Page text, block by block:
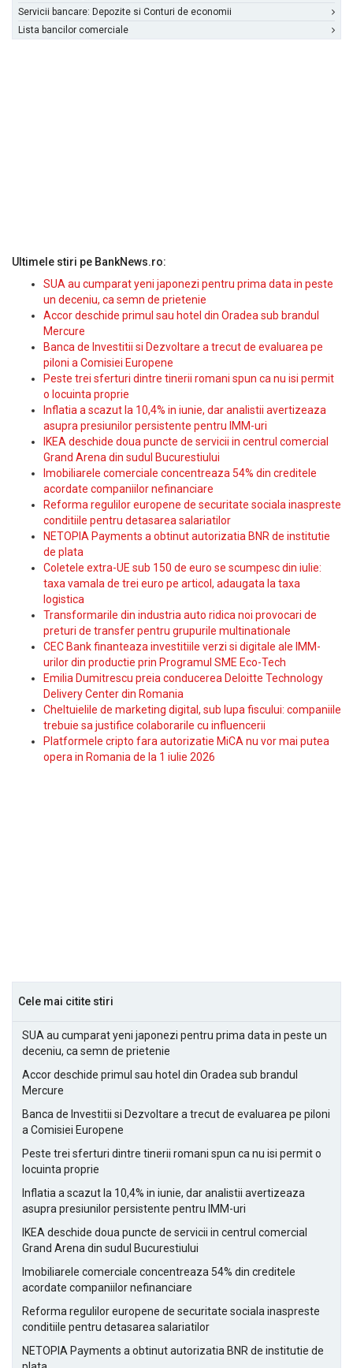
Servicii bancare: Depozite si Conturi de economii
Lista bancilor comerciale
Ultimele stiri pe BankNews.ro:
SUA au cumparat yeni japonezi pentru prima data in peste
un deceniu, ca semn de prietenie
Accor deschide primul sau hotel din Oradea sub brandul
Mercure
Banca de Investitii si Dezvoltare a trecut de evaluarea pe
piloni a Comisiei Europene
Peste trei sferturi dintre tinerii romani spun ca nu isi permit
o locuinta proprie
Inflatia a scazut la 10,4% in iunie, dar analistii avertizeaza
asupra presiunilor persistente pentru IMM-uri
IKEA deschide doua puncte de servicii in centrul comercial
Grand Arena din sudul Bucurestiului
Imobiliarele comerciale concentreaza 54% din creditele
acordate companiilor nefinanciare
Reforma regulilor europene de securitate sociala inaspreste
conditiile pentru detasarea salariatilor
NETOPIA Payments a obtinut autorizatia BNR de institutie
de plata
Coletele extra-UE sub 150 de euro se scumpesc din iulie:
taxa vamala de trei euro pe articol, adaugata la taxa
logistica
Transformarile din industria auto ridica noi provocari de
preturi de transfer pentru grupurile multinationale
CEC Bank finanteaza investitiile verzi si digitale ale IMM-
urilor din productie prin Programul SME Eco-Tech
Emilia Dumitrescu preia conducerea Deloitte Technology
Delivery Center din Romania
Cheltuielile de marketing digital, sub lupa fiscului: companiile
trebuie sa justifice colaborarile cu influencerii
Platformele cripto fara autorizatie MiCA nu vor mai putea
opera in Romania de la 1 iulie 2026
Cele mai citite stiri
SUA au cumparat yeni japonezi pentru prima data in peste un
deceniu, ca semn de prietenie
Accor deschide primul sau hotel din Oradea sub brandul
Mercure
Banca de Investitii si Dezvoltare a trecut de evaluarea pe piloni
a Comisiei Europene
Peste trei sferturi dintre tinerii romani spun ca nu isi permit o
locuinta proprie
Inflatia a scazut la 10,4% in iunie, dar analistii avertizeaza
asupra presiunilor persistente pentru IMM-uri
IKEA deschide doua puncte de servicii in centrul comercial
Grand Arena din sudul Bucurestiului
Imobiliarele comerciale concentreaza 54% din creditele
acordate companiilor nefinanciare
Reforma regulilor europene de securitate sociala inaspreste
conditiile pentru detasarea salariatilor
NETOPIA Payments a obtinut autorizatia BNR de institutie de